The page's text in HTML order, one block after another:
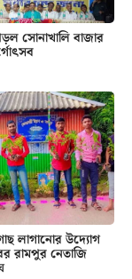
সোনাখালি বাজার
লাগানোর উদ্যোগ
রামপুর নেতাজি